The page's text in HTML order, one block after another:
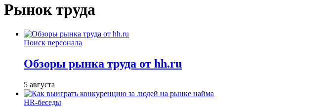
Рынок труда
Поиск персонала
Обзоры рынка труда от hh.ru
5 августа
HR-беседы